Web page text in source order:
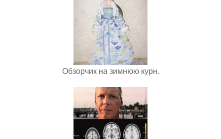
Обзорчик на зимнюю курн.